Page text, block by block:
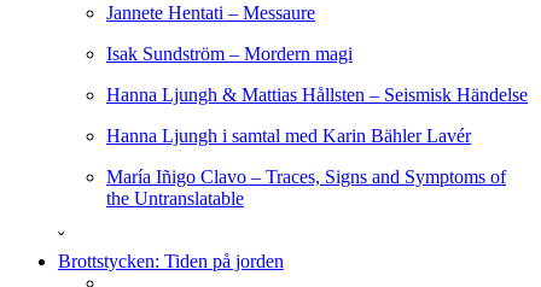
Jannete Hentati – Messaure
Isak Sundström – Mordern magi
Hanna Ljungh & Mattias Hållsten – Seismisk Händelse
Hanna Ljungh i samtal med Karin Bähler Lavér
María Iñigo Clavo – Traces, Signs and Symptoms of
the Untranslatable
ˇ
Brottstycken: Tiden på jorden